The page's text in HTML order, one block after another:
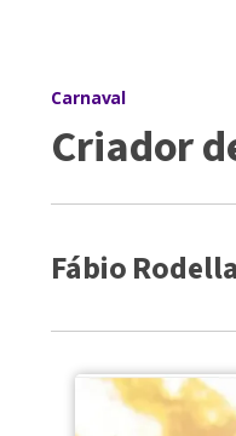
Carnaval
Criador
Fábio Rodella